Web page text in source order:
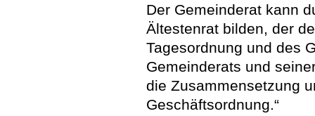
Der Gemeinderat kann
Ältestenrat bilden, der
Tagesordnung und des
Gemeinderats und
die Zusammensetzung
Geschäftsordnung.“